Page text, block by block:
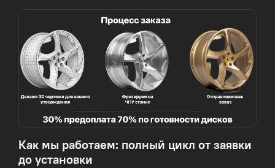
Как мы работаем: полный цикл от заявки
до установки